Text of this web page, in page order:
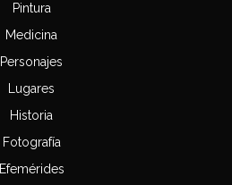
Pintura
Medicina
Personajes
Lugares
Historia
Fotografía
Efemérides